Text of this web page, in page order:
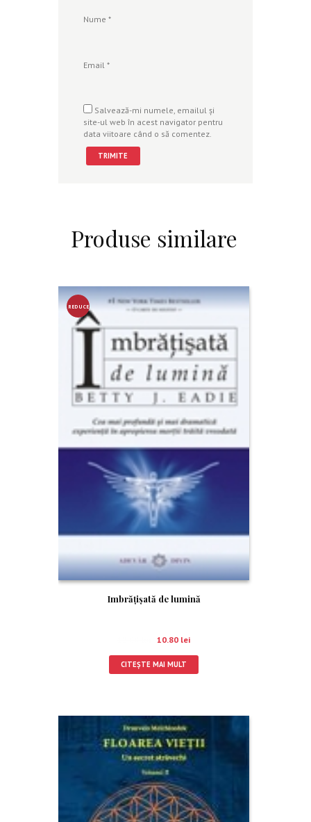
Nume *
Email *
Salvează-mi numele, emailul și
site-ul web în acest navigator pentru
data viitoare când o să comentez.
Produse similare
REDUCE
RE!
Imbrăţişată de lumină
10.80 lei
CITEȘTE MAI MULT